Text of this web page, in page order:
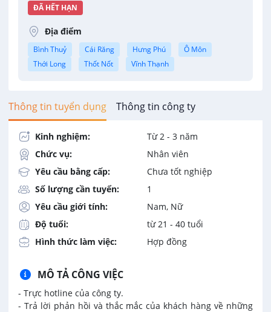
ĐÃ HẾT HẠN
Địa điểm
Bình Thuỷ Cái Răng Hưng Phú
Ô Môn
Thới Long
Thốt Nốt Vĩnh Thạnh
Thông tin tuyển dụng Thông tin công ty
Kinh nghiệm:
Từ 2 - 3 năm
Chức vụ:
Nhân viên
Yêu cầu bằng cấp:
Chưa tốt nghiệp
Số lượng cần tuyển:
1
Yêu cầu giới tính:
Nam, Nữ
Độ tuổi:
từ 21 - 40 tuổi
Hình thức làm việc:
Hợp đồng
MÔ TẢ CÔNG VIỆC
- Trực hotline của công ty.
- Trả lời phản hồi và thắc mắc của khách hàng về những